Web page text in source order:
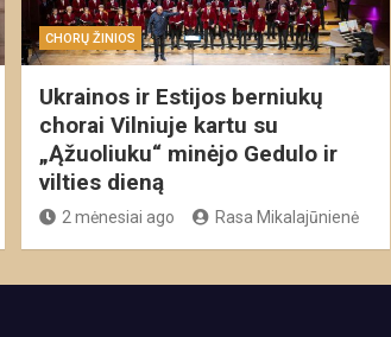
CHORŲ ŽINIOS
Ukrainos ir Estijos berniukų
chorai Vilniuje kartu su
„Ąžuoliuku“ minėjo Gedulo ir
vilties dieną
2 mėnesiai ago Rasa Mikalajūnienė